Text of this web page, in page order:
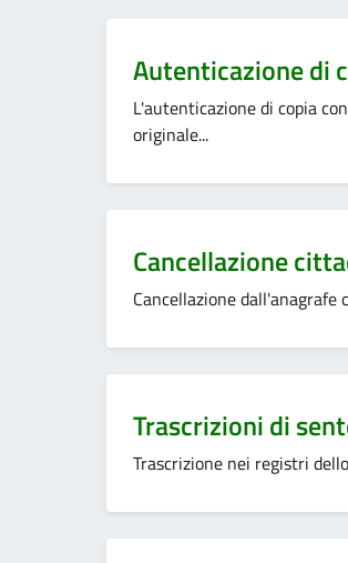
Categoria:
Autenticazione di
L'autenticazione di copia
originale...
Categoria:
Cancellazione
Cancellazione
Categoria:
Trascrizioni di
Trascrizione nei registri